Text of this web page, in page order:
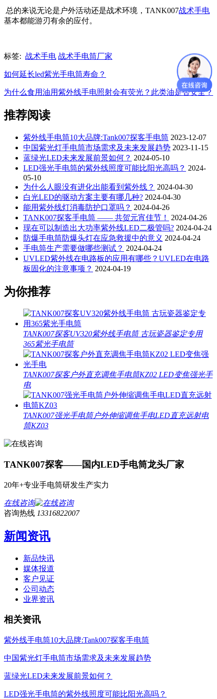
总的来说无论是户外活动还是战术环境，TANK007战术手电
基本都能游刃有余的应付。
标签: 战术手电 战术手电筒厂家
如何延长led紫光手电筒寿命？
为什么食用油用紫外线手电照射会有荧光？此类油是否安全？
推荐阅读
紫外线手电筒10大品牌:Tank007探客手电筒 2023-12-07
中国紫光灯手电筒市场需求及未来发展趋势 2023-11-15
蓝绿光LED未来发展前景如何？ 2024-05-10
LED强光手电筒的紫外线照度可能比阳光高吗？ 2024-
05-10
为什么人眼没有进化出能看到紫外线？ 2024-04-30
白光LED的驱动方案主要有哪几种? 2024-04-30
能用紫外线灯消毒防护口罩吗？ 2024-04-26
TANK007探客手电筒 —— 共贺元宵佳节！
2024-04-26
现在可以制造出大功率紫外线LED二极管吗? 2024-04-24
防爆手电筒防爆头灯在应急救援中的意义 2024-04-24
手电筒生产需要做哪些测试？ 2024-04-24
UVLED紫外线在电路板的应用有哪些？UVLED在电路
板固化的注意事项？ 2024-04-19
为你推荐
TANK007探客UV320紫外线手电筒 古玩瓷器鉴定专用
365紫光手电筒
TANK007探客户外直充调焦手电筒KZ02 LED变焦强光手
电
TANK007强光手电筒户外伸缩调焦手电LED直充远射电
筒KZ03
TANK007探客——国内LED手电筒龙头厂家
20年+专业手电筒研发生产实力
在线咨询
咨询热线 13316822007
新闻资讯
新品快讯
媒体报道
客户见证
公司动态
业界资讯
相关资讯
紫外线手电筒10大品牌:Tank007探客手电筒
中国紫光灯手电筒市场需求及未来发展趋势
蓝绿光LED未来发展前景如何？
LED强光手电筒的紫外线照度可能比阳光高吗？